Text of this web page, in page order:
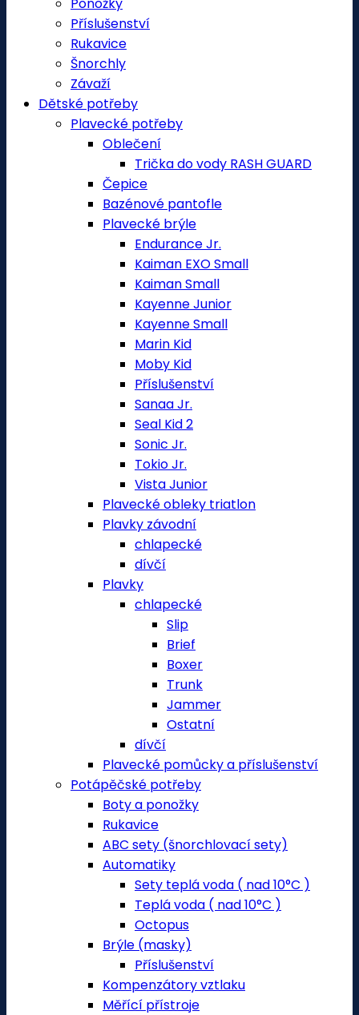
Příslušenství
Rukavice
Šnorchly
Závaží
Dětské potřeby
Plavecké potřeby
Oblečení
Trička do vody RASH GUARD
Čepice
Bazénové pantofle
Plavecké brýle
Endurance Jr.
Kaiman EXO Small
Kaiman Small
Kayenne Junior
Kayenne Small
Marin Kid
Moby Kid
Příslušenství
Sanaa Jr.
Seal Kid 2
Sonic Jr.
Tokio Jr.
Vista Junior
Plavecké obleky triatlon
Plavky závodní
chlapecké
dívčí
Plavky
chlapecké
Slip
Brief
Boxer
Trunk
Jammer
Ostatní
dívčí
Plavecké pomůcky a příslušenství
Potápěčské potřeby
Boty a ponožky
Rukavice
ABC sety (šnorchlovací sety)
Automatiky
Sety teplá voda ( nad 10°C )
Teplá voda ( nad 10°C )
Octopus
Brýle (masky)
Příslušenství
Kompenzátory vztlaku
Měřící přístroje